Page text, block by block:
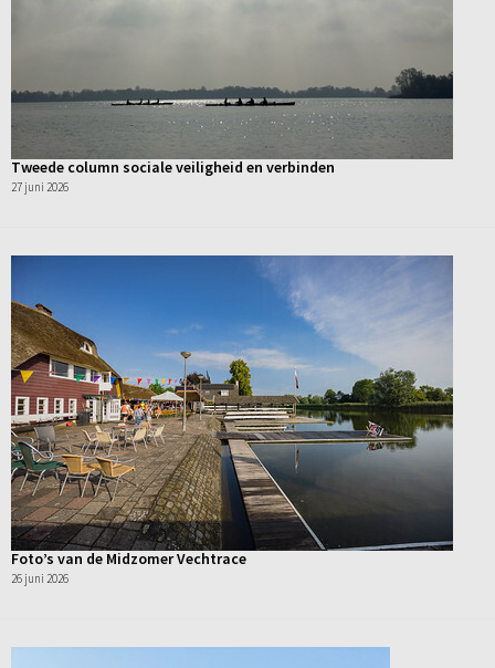
Tweede column sociale veiligheid en verbinden
27 juni 2026
Foto’s van de Midzomer Vechtrace
26 juni 2026